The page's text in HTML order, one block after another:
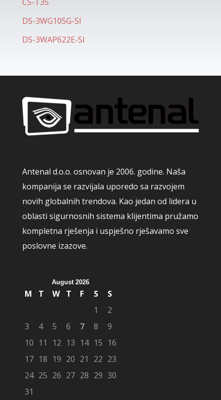
CS-T35
DS-3WG105G-SI
DS-3WAP622E-SI
Antenal d.o.o. osnovan je 2006. godine. Naša
kompanija se razvijala uporedo sa razvojem
novih globalnih trendova. Kao jedan od lidera u
oblasti sigurnosnih sistema klijentima pružamo
kompletna rješenja i uspješno rješavamo sve
poslovne izazove.
August 2026
M T W T F S
S
1
2
3
4 5 6 7 8
9
10 11 12 13 14 15 16
17 18 19 20 21 22 23
24 25 26 27 28 29 30
31